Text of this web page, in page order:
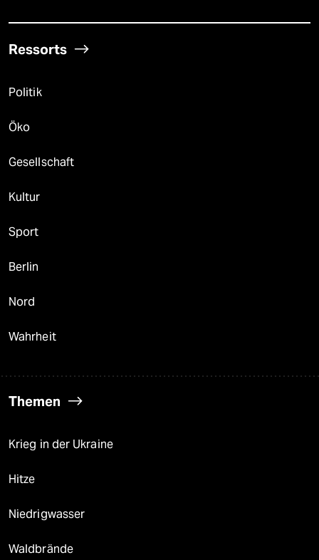
Ressorts
Politik
Öko
Gesellschaft
Kultur
Sport
Berlin
Nord
Wahrheit
Themen
Krieg in der Ukraine
Hitze
Niedrigwasser
Waldbrände